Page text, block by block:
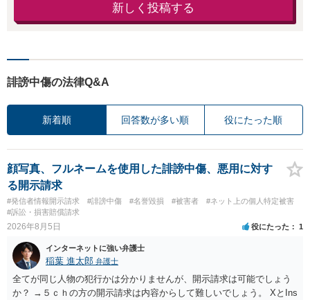
新しく投稿する
誹謗中傷の法律Q&A
新着順 回答数が多い順 役にたった順
顔写真、フルネームを使用した誹謗中傷、悪用に対す
る開示請求
#発信者情報開示請求 #誹謗中傷 #名誉毀損 #被害者
#ネット上の個人特定被害
#訴訟・損害賠償請求
2026年8月5日 役にたった 1
インターネットに強い弁護士
稲葉 進太郎 弁護士
全てが同じ人物の犯行かは分かりませんが、開示請求は可能でしょう
か？ →５ｃｈの方の開示請求は内容からして難しいでしょう。 XとIns